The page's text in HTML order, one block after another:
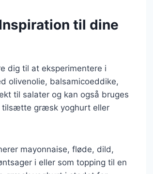
til dine
dig til at eksperimentere i
olivenolie, balsamicoeddike,
til salater og kan også bruges
tilsætte græsk yoghurt eller
mayonnaise, fløde, dild,
i eller som topping til en